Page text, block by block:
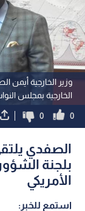
وزير الخارجية أيمن
الخارجية بمجلس
0
0
الصفدي
بلجنة
الأمريكي
استمع للخبر: